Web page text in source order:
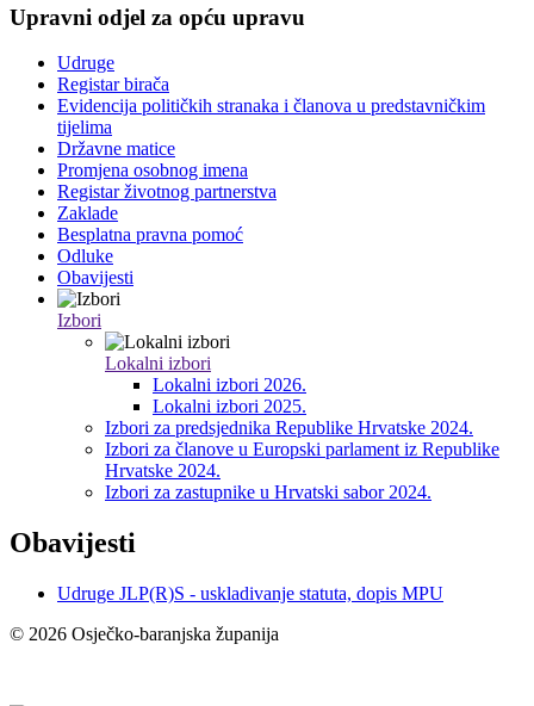
Upravni odjel za opću upravu
Udruge
Registar birača
Evidencija političkih stranaka i članova u predstavničkim
tijelima
Državne matice
Promjena osobnog imena
Registar životnog partnerstva
Zaklade
Besplatna pravna pomoć
Odluke
Obavijesti
Izbori
Lokalni izbori
Lokalni izbori 2026.
Lokalni izbori 2025.
Izbori za predsjednika Republike Hrvatske 2024.
Izbori za članove u Europski parlament iz Republike
Hrvatske 2024.
Izbori za zastupnike u Hrvatski sabor 2024.
Obavijesti
Udruge JLP(R)S - uskladivanje statuta, dopis MPU
© 2026 Osječko-baranjska županija